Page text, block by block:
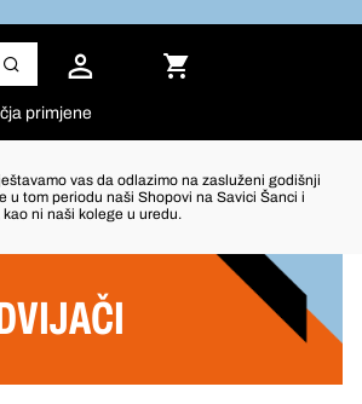
primjene
vas da odlazimo na zasluženi godišnji
u tom periodu naši Shopovi na Savici Šanci i
ni naši kolege u uredu.